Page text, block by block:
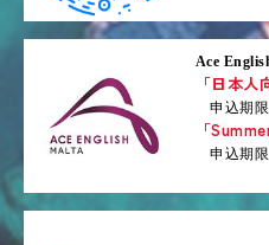
Ace
「日本人
申込期限
「
申込期限